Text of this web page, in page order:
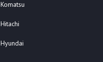
Komatsu
Hitachi
Hyundai